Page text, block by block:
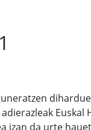
Euskal
izan da urte